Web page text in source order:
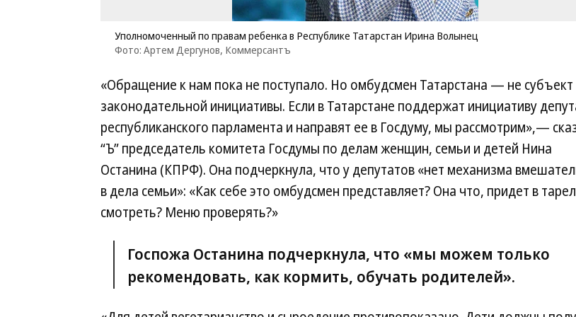
Уполномоченный по правам ребенка в Республике Татарстан Ирина Волынец
Фото: Артем Дергунов, Коммерсантъ
«Обращение к нам пока не поступало. Но омбудсмен Татарстана — не субъект
законодательной инициативы. Если в Татарстане поддержат инициативу
республиканского парламента и направят ее в Госдуму, мы рассмотрим»,—
“Ъ” председатель комитета Госдумы по делам женщин, семьи и детей Нина
Останина (КПРФ). Она подчеркнула, что у депутатов «нет механизма
в дела семьи»: «Как себе это омбудсмен представляет? Она что, придет в
смотреть? Меню проверять?»
Госпожа Останина подчеркнула, что «мы можем только
рекомендовать, как кормить, обучать родителей».